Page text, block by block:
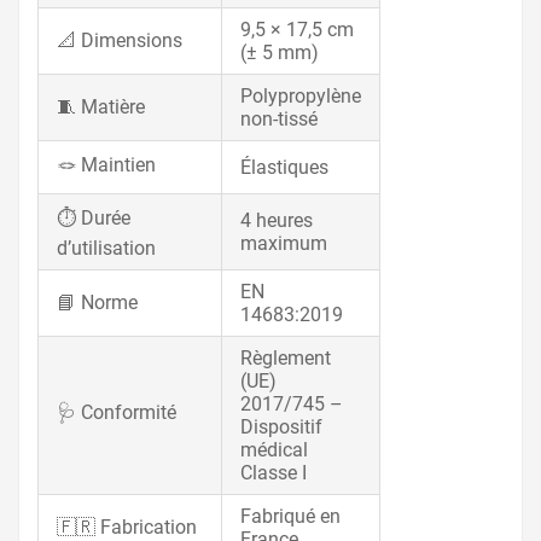
📐 Dimensions
9,5 × 17,5 cm
(± 5 mm)
🧵 Matière
Polypropylène
non-tissé
🪢 Maintien
Élastiques
⏱️ Durée
d’utilisation
4 heures
maximum
📘 Norme
EN
14683:2019
🩺 Conformité
Règlement
(UE)
2017/745 –
Dispositif
médical
Classe I
🇫🇷 Fabrication
Fabriqué en